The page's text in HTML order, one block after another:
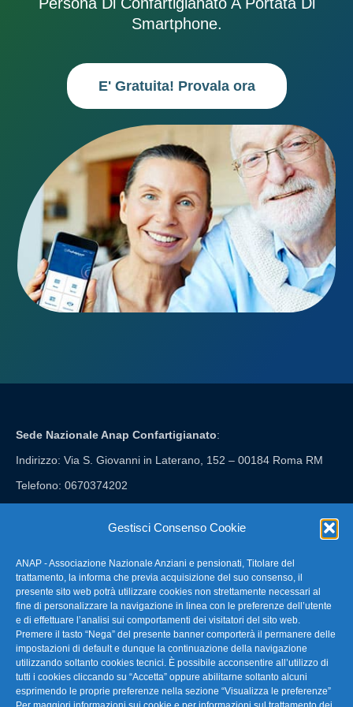
Gestisci Consenso Cookie
ANAP - Associazione Nazionale Anziani e pensionati, Titolare del
trattamento, la informa che previa acquisizione del suo consenso, il
presente sito web potrà utilizzare cookies non strettamente necessari al
fine di personalizzare la navigazione in linea con le preferenze dell’utente
e di effettuare l’analisi sui comportamenti dei visitatori del sito web.
Premere il tasto “Nega” del presente banner comporterà il permanere delle
impostazioni di default e dunque la continuazione della navigazione
utilizzando soltanto cookies tecnici. È possibile acconsentire all’utilizzo di
tutti i cookies cliccando su “Accetta” oppure abilitarne soltanto alcuni
esprimendo le proprie preferenze nella sezione “Visualizza le preferenze”
Smartphone.
E' Gratuita! Provala ora
Sede Nazionale Anap Confartigianato:
Indirizzo: Via S. Giovanni in Laterano, 152 – 00184 Roma RM
Telefono: 0670374202
FAQ – Domande Frequenti
La nostra Newsletter
Link Utili
TG Confartigianato